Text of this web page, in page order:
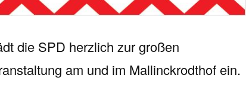
die SPD herzlich zur großen
am und im Mallinckrodthof ein.